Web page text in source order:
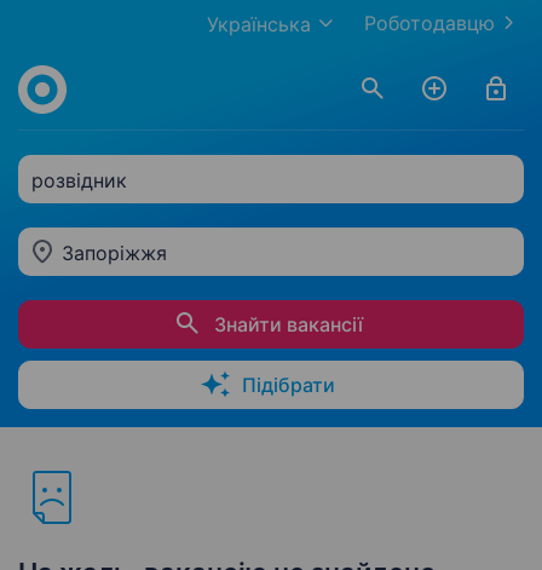
Роботодавцю
Українська
розвідник
Запоріжжя
Знайти вакансії
Підібрати